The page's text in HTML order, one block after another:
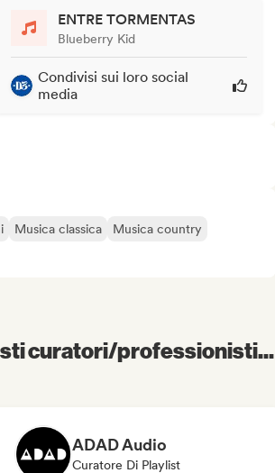
ENTRE TORMENTAS
Blueberry Kid
Condivisi sui loro social
media
Musica classica
Musica country
curatori/professionisti...
ADAD Audio
Curatore Di Playlist